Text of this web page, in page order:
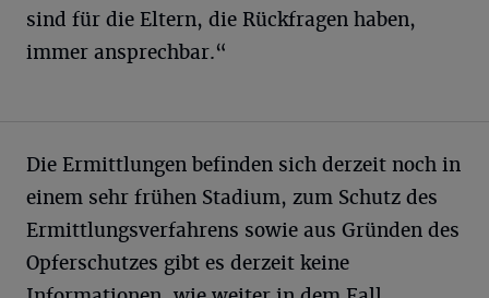
sind für die Eltern, die Rückfragen haben,
immer ansprechbar.“
Die Ermittlungen befinden sich derzeit noch in
einem sehr frühen Stadium, zum Schutz des
Ermittlungsverfahrens sowie aus Gründen des
Opferschutzes gibt es derzeit keine